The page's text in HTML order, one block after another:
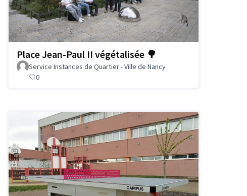
Place Jean-Paul II végétalisée 🌳
Service Instances de Quartier - Ville de Nancy
0